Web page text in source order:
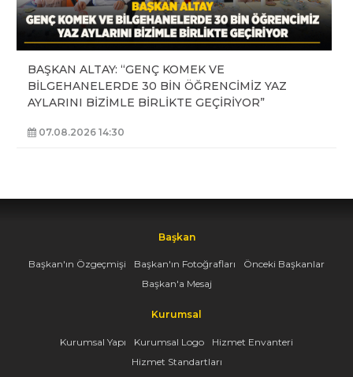
BAŞKAN ALTAY: “GENÇ KOMEK VE
BİLGEHANELERDE 30 BİN ÖĞRENCİMİZ YAZ
AYLARINI BİZİMLE BİRLİKTE GEÇİRİYOR”
07.08.2026 14:30
Başkan
Başkan'ın Özgeçmişi Başkan'ın Fotoğrafları
Önceki Başkanlar
Başkan'a Mesaj
Kurumsal
Kurumsal Yapı Kurumsal Logo
Hizmet Envanteri
Hizmet Standartları